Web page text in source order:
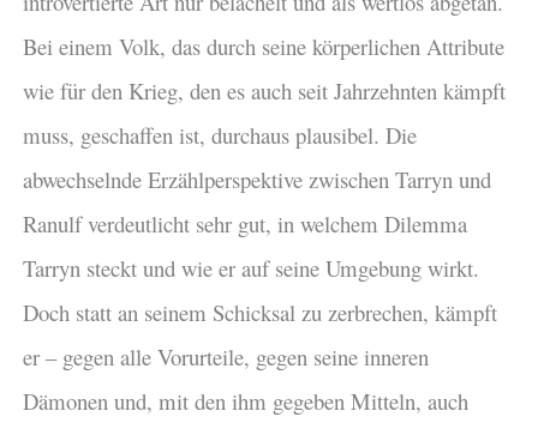
Bei einem Volk, das durch seine körperlichen Attribute
wie für den Krieg, den es auch seit Jahrzehnten kämpft
muss, geschaffen ist, durchaus plausibel. Die
abwechselnde Erzählperspektive zwischen Tarryn und
Ranulf verdeutlicht sehr gut, in welchem Dilemma
Tarryn steckt und wie er auf seine Umgebung wirkt.
Doch statt an seinem Schicksal zu zerbrechen, kämpft
er – gegen alle Vorurteile, gegen seine inneren
Dämonen und, mit den ihm gegeben Mitteln, auch